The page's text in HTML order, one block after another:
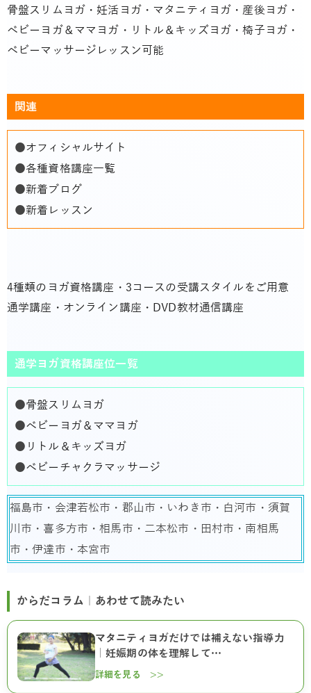
骨盤スリムヨガ・妊活ヨガ・マタニティヨガ・産後ヨガ・
ベビーヨガ＆ママヨガ・リトル＆キッズヨガ・椅子ヨガ・
ベビーマッサージレッスン可能
関連
●オフィシャルサイト
●各種資格講座一覧
●新着ブログ
●新着レッスン
4種類のヨガ資格講座・3コースの受講スタイルをご用意
通学講座・オンライン講座・DVD教材通信講座
通学ヨガ資格講座位一覧
●骨盤スリムヨガ
●ベビーヨガ＆ママヨガ
● リトル＆キッズヨガ
●ベビーチャクラマッサージ
福島市・会津若松市・郡山市・いわき市・白河市・須賀
川市・喜多方市・相馬市・二本松市・田村市・南相馬
市・伊達市・本宮市
からだコラム｜あわせて読みたい
マタニティヨガだけでは補えない指導力
｜妊娠期の体を理解して…
詳細を見る >>